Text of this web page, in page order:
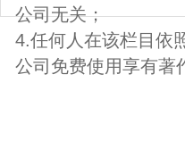
公司无关；
4.任何人在该栏目依
公司免费使用享有著